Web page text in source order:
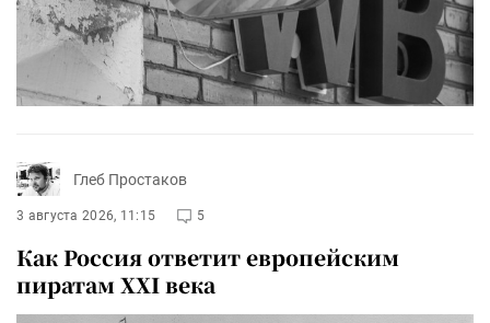
Глеб Простаков
3 августа 2026, 11:15 5
Как Россия ответит европейским
пиратам XXI века